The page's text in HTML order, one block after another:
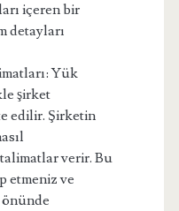
içeren bir
detayları
Yük
şirket
edilir. Şirketin
verir. Bu
etmeniz ve